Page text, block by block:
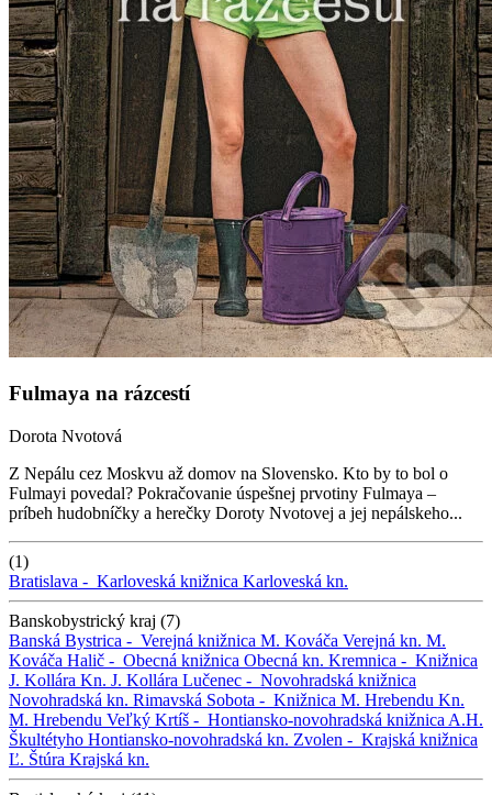
Fulmaya na rázcestí
Dorota Nvotová
Z Nepálu cez Moskvu až domov na Slovensko. Kto by to bol o
Fulmayi povedal? Pokračovanie úspešnej prvotiny Fulmaya –
príbeh hudobníčky a herečky Doroty Nvotovej a jej nepálskeho...
(1)
Bratislava - Karloveská knižnica Karloveská kn.
Banskobystrický kraj (7)
Banská Bystrica - Verejná knižnica M. Kováča Verejná kn. M.
Kováča Halič - Obecná knižnica Obecná kn. Kremnica - Knižnica
J. Kollára Kn. J. Kollára Lučenec - Novohradská knižnica
Novohradská kn. Rimavská Sobota - Knižnica M. Hrebendu Kn.
M. Hrebendu Veľký Krtíš - Hontiansko-novohradská knižnica A.H.
Škultétyho Hontiansko-novohradská kn. Zvolen - Krajská knižnica
Ľ. Štúra Krajská kn.